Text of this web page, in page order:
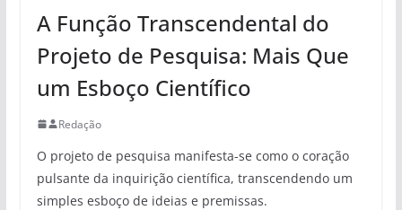
A Função Transcendental do
Projeto de Pesquisa: Mais Que
um Esboço Científico
Redação
O projeto de pesquisa manifesta-se como o coração
pulsante da inquirição científica, transcendendo um
simples esboço de ideias e premissas.